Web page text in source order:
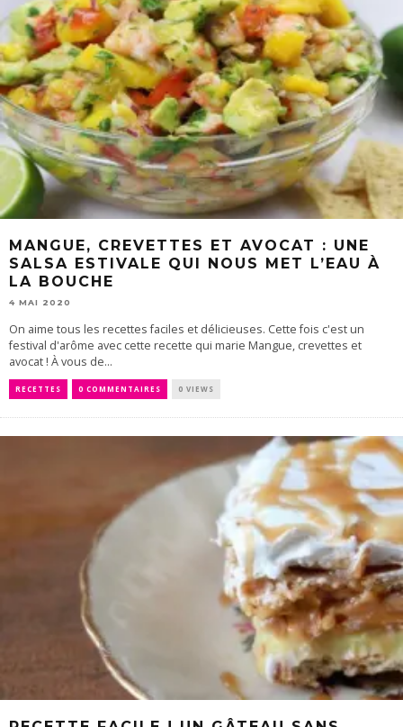
MANGUE, CREVETTES ET AVOCAT : UNE
SALSA ESTIVALE QUI NOUS MET L’EAU À
LA BOUCHE
4 MAI 2020
On aime tous les recettes faciles et délicieuses. Cette fois c'est un
festival d'arôme avec cette recette qui marie Mangue, crevettes et
avocat ! À vous de...
RECETTES 0 COMMENTAIRES 0 VIEWS